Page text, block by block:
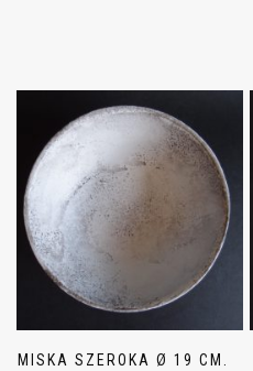
MISKA SZEROKA Ø 19 CM.